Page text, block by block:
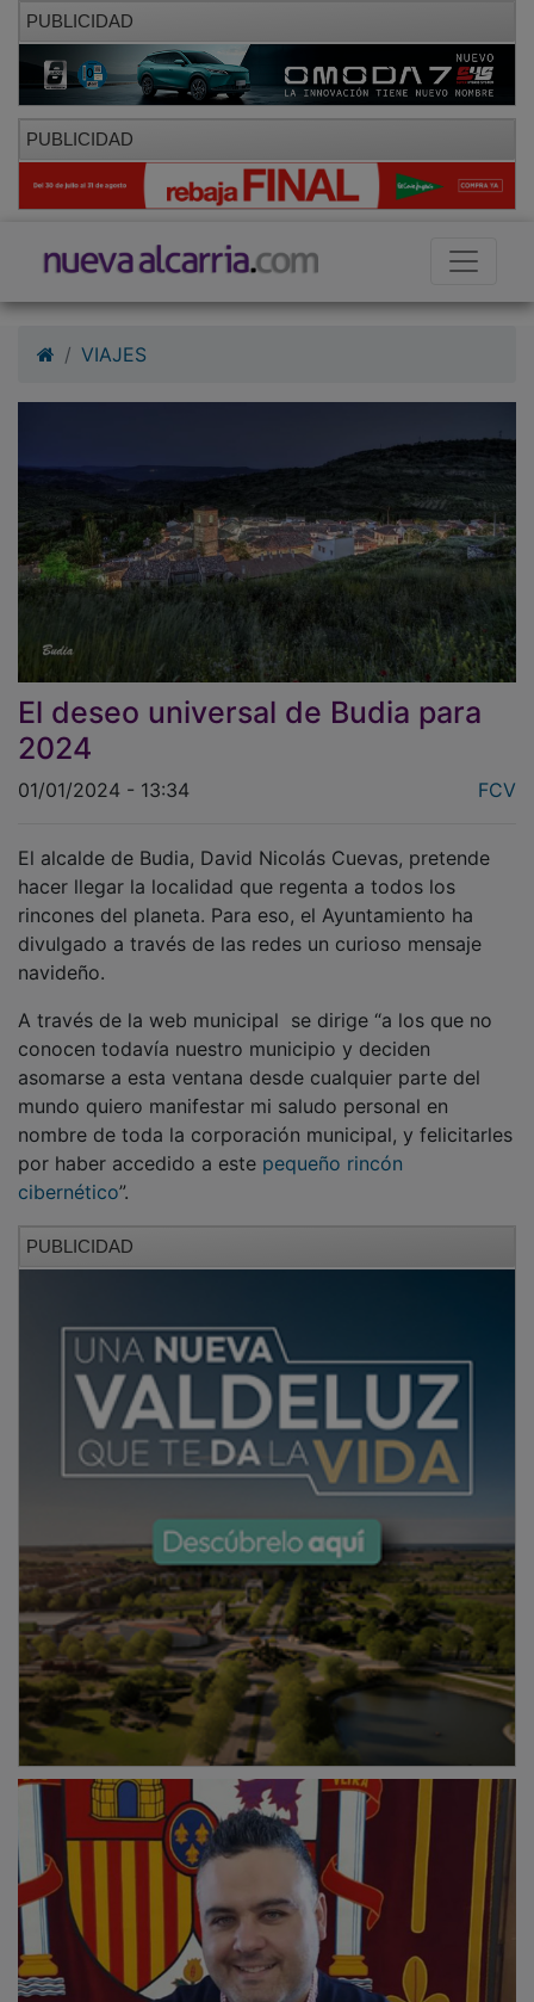
PUBLICIDAD
PUBLICIDAD
VIAJES
El deseo universal de Budia para
2024
01/01/2024 - 13:34 FCV
El alcalde de Budia, David Nicolás Cuevas, pretende
hacer llegar la localidad que regenta a todos los
rincones del planeta. Para eso, el Ayuntamiento ha
divulgado a través de las redes un curioso mensaje
navideño.
A través de la web municipal se dirige “a los que no
conocen todavía nuestro municipio y deciden
asomarse a esta ventana desde cualquier parte del
mundo quiero manifestar mi saludo personal en
nombre de toda la corporación municipal, y felicitarles
por haber accedido a este pequeño rincón
cibernético”.
PUBLICIDAD